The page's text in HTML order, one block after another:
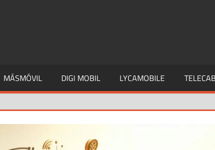
MÁSMÓVIL DIGI MOBIL LYCAMOBILE